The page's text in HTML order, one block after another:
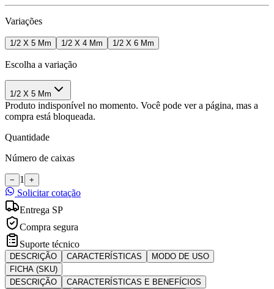
Variações
1/2 X 5 Mm 1/2 X 4 Mm 1/2 X 6 Mm
Escolha a variação
1/2 X 5 Mm
Produto indisponível no momento. Você pode ver a página, mas a
compra está bloqueada.
Quantidade
Número de caixas
− 1 +
Solicitar cotação
Entrega SP
Compra segura
Suporte técnico
DESCRIÇÃO CARACTERÍSTICAS
MODO DE USO
FICHA (SKU)
DESCRIÇÃO
CARACTERÍSTICAS E BENEFÍCIOS